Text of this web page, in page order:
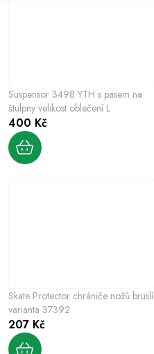
Suspensor 3498 YTH s pasem na
štulpny velikost oblečení L
400 Kč
Skate Protector chrániče nožů bruslí
varianta 37392
207 Kč